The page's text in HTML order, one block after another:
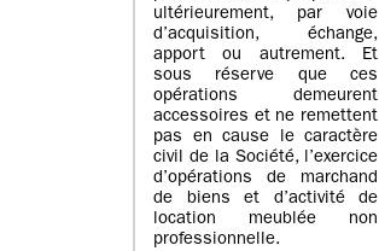
ultérieurement, par voie
d’acquisition, échange,
apport ou autrement. Et
sous réserve que ces
opérations demeurent
accessoires et ne remettent
pas en cause le caractère
civil de la Société, l’exercice
d’opérations de marchand
de biens et d’activité de
location meublée non
professionnelle.